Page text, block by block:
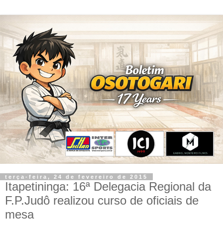
terça-feira, 24 de fevereiro de 2015
Itapetininga: 16ª Delegacia Regional da
F.P.Judô realizou curso de oficiais de
mesa